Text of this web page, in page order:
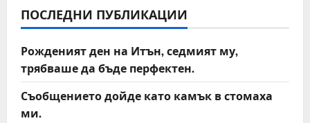
a
v
i
g
ПОСЛЕДНИ ПУБЛИКАЦИИ
Рожденият ден на Итън, седмият му,
трябваше да бъде перфектен.
Съобщението дойде като камък в стомаха
ми.